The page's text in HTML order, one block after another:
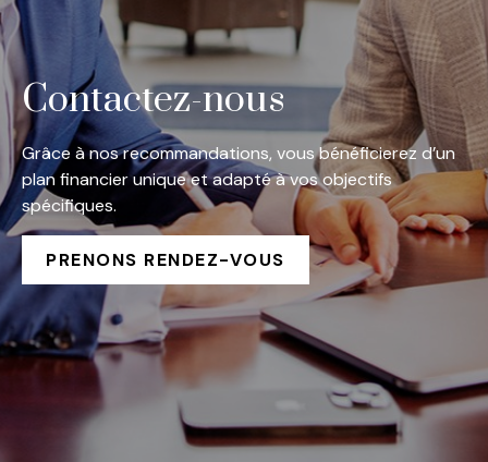
Contactez-nous
Grâce à nos recommandations, vous bénéficierez d’un
plan financier unique et adapté à vos objectifs
spécifiques.
PRENONS RENDEZ-VOUS